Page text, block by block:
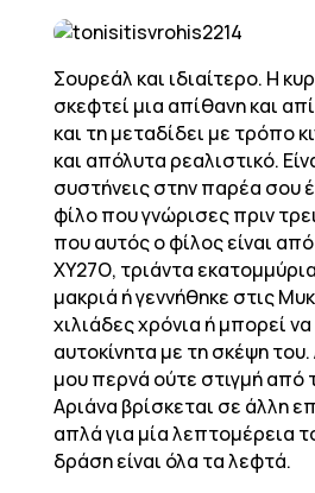
Σουρεάλ και ιδιαίτερο. Η
σκεφτεί μια απίθανη και
και τη μεταδίδει με τρόπο
και απόλυτα ρεαλιστικό.
συστήνεις στην παρέα σου
φίλο που γνώρισες πριν
που αυτός ο φίλος είναι
ΧΥ27Ο, τριάντα
μακριά ή γεννήθηκε στις
χιλιάδες χρόνια ή μπορεί να
αυτοκίνητα με τη σκέψη
μου περνά ούτε στιγμή από
Αριάνα βρίσκεται σε άλλη
απλά για μία λεπτομέρεια
δράση είναι όλα τα λεφτά.